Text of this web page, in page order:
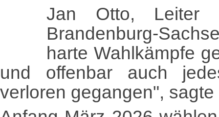
Jan Otto, Leiter
Brandenburg-
harte Wahlkämpfe
und offenbar auch
verloren gegangen", sagte